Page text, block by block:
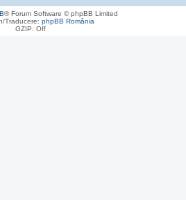
® Forum Software © phpBB Limited
Traducere: phpBB România
GZIP: Off